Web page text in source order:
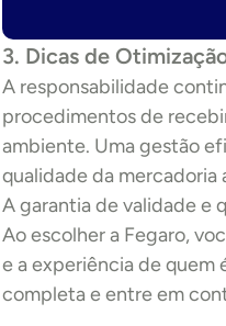
3. Dicas de
A responsabilidade
procedimentos de
ambiente. Uma gestão
qualidade da
A garantia de validade e
Ao escolher a Fegaro,
e a experiência de quem
completa e entre em